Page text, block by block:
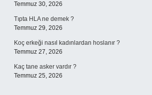
Temmuz 30, 2026
Tıpta HLA ne demek ?
Temmuz 29, 2026
Koç erkeği nasıl kadınlardan hoslanır ?
Temmuz 27, 2026
Kaç tane asker vardır ?
Temmuz 25, 2026